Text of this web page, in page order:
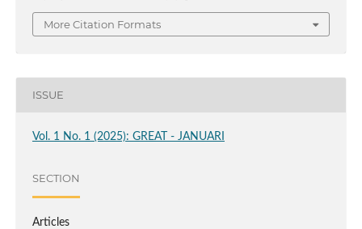
More Citation Formats
ISSUE
Vol. 1 No. 1 (2025): GREAT - JANUARI
SECTION
Articles